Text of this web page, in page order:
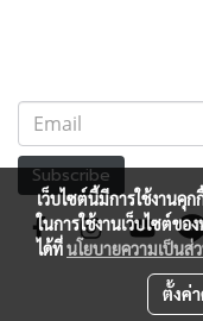
Subscribe
เว็บไซต์นี้มีการใช้งานคุ
ในการใช้งานเว็บไซต์ข
ได้ที่นโยบายความเป็นส่
ตั้งค่